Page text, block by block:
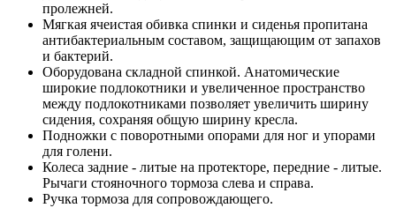
пролежней.
Мягкая ячеистая обивка спинки и сиденья пропитана
антибактериальным составом, защищающим от запахов
и бактерий.
Оборудована складной спинкой. Анатомические
широкие подлокотники и увеличенное пространство
между подлокотниками позволяет увеличить ширину
сидения, сохраняя общую ширину кресла.
Подножки с поворотными опорами для ног и упорами
для голени.
Колеса задние - литые на протекторе, передние - литые.
Рычаги стояночного тормоза слева и справа.
Ручка тормоза для сопровождающего.